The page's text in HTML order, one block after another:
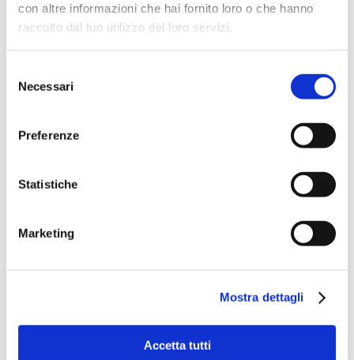
con altre informazioni che hai fornito loro o che hanno
raccolto dal tuo utilizzo dei loro servizi.
delNecessari
Preferenze
Statistiche
Marketing
Mostra dettagli
Accetta tutti
Banche per l'inclusione